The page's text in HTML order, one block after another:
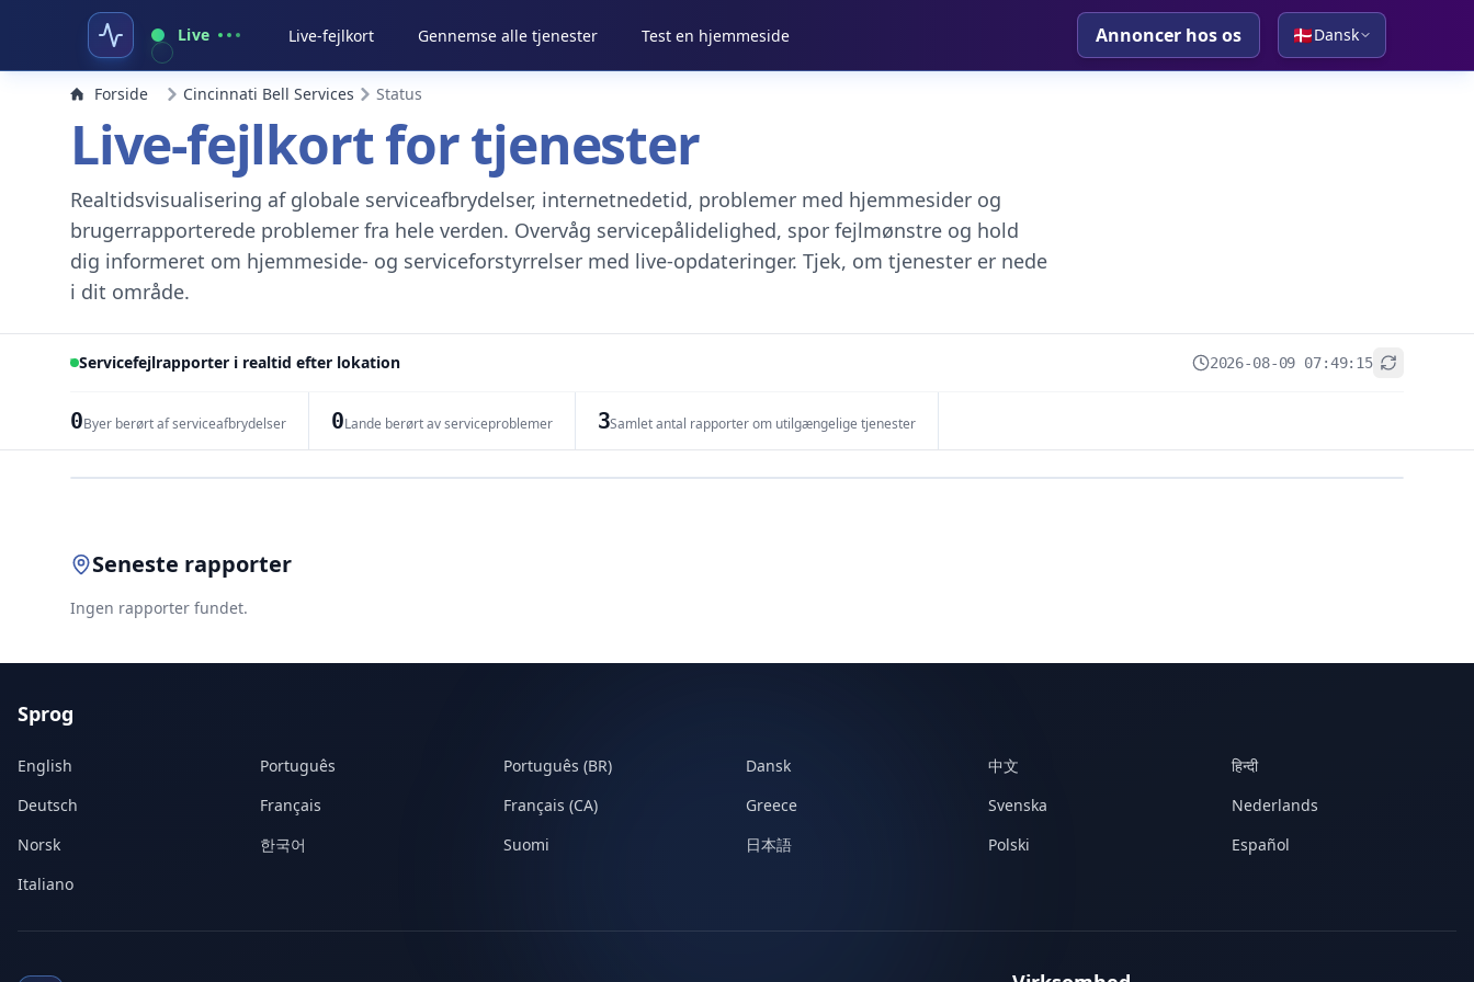
Live Live-fejlkort Gennemse alle tjenester Test en hjemmeside Annoncer hos os 🇩🇰Dansk
Forside Cincinnati Bell Services Status
Live-fejlkort for tjenester
Realtidsvisualisering af globale serviceafbrydelser, internetnedetid, problemer med hjemmesider og
brugerrapporterede problemer fra hele verden. Overvåg servicepålidelighed, spor fejlmønstre og hold
dig informeret om hjemmeside- og serviceforstyrrelser med live-opdateringer. Tjek, om tjenester er nede
i dit område.
Servicefejlrapporter i realtid efter lokation 2026-08-09 07:49:15
0Byer berørt af serviceafbrydelser 0Lande berørt av serviceproblemer 3Samlet antal rapporter om utilgængelige tjenester
Seneste rapporter
Ingen rapporter fundet.
Sprog
English Português Português (BR) Dansk 中文
हिन्दी
Deutsch
Français Français (CA) Greece Svenska
Nederlands
Norsk
한국어 Suomi 日本語 Polski
Español
Italiano